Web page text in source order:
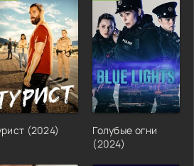
(2024)
Голубые огни
(2024)